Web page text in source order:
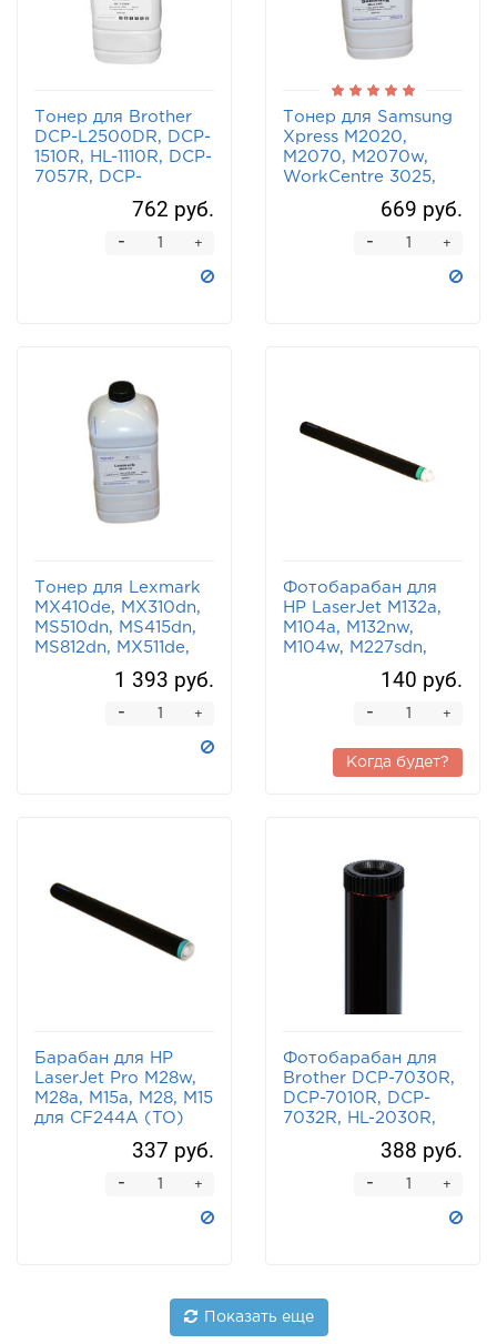
Тонер для Brother
DCP-L2500DR, DCP-
1510R, HL-1110R, DCP-
7057R, DCP-
762 руб.
+
-
Тонер для Samsung
Xpress M2020,
M2070, M2070w,
WorkCentre 3025,
669 руб.
+
-
Тонер для Lexmark
MX410de, MX310dn,
MS510dn, MS415dn,
MS812dn, MX511de,
1 393 руб.
+
-
Фотобарабан для
HP LaserJet M132a,
M104a, M132nw,
M104w, M227sdn,
140 руб.
+
-
Когда будет?
Барабан для HP
LaserJet Pro M28w,
M28a, M15a, M28, M15
для CF244A (TO)
337 руб.
+
-
Фотобарабан для
Brother DCP-7030R,
DCP-7010R, DCP-
7032R, HL-2030R,
2140R, HL-2040R
388 руб.
+
-
Показать еще